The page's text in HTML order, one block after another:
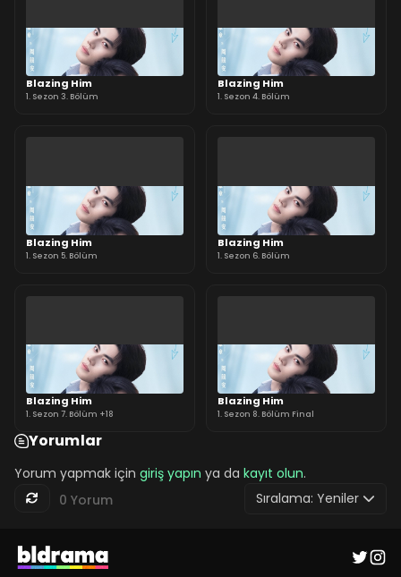
Blazing Him
1. Sezon 3. Bölüm
Blazing Him
1. Sezon 4. Bölüm
Blazing Him
1. Sezon 5. Bölüm
Blazing Him
1. Sezon 6. Bölüm
Blazing Him
1. Sezon 7. Bölüm +18
Blazing Him
1. Sezon 8. Bölüm Final
Yorumlar
Yorum yapmak için giriş yapın ya da kayıt olun.
0 Yorum
Sıralama: Yeniler